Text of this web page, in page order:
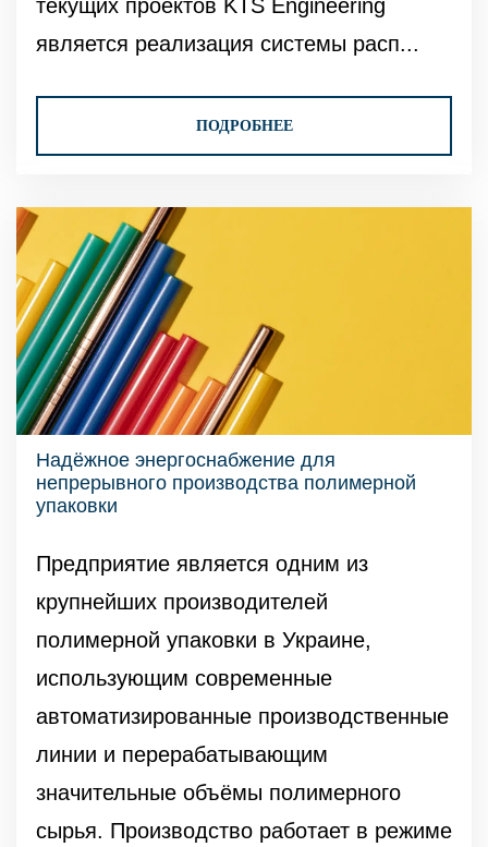
текущих проектов KTS Engineering
является реализация системы расп...
ПОДРОБНЕЕ
Надёжное энергоснабжение для
непрерывного производства полимерной
упаковки
Предприятие является одним из
крупнейших производителей
полимерной упаковки в Украине,
использующим современные
автоматизированные производственные
линии и перерабатывающим
значительные объёмы полимерного
сырья. Производство работает в режиме